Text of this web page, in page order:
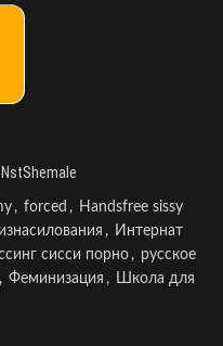
, forced , Handsfree sissy
изнасилования , Интернат
сисси порно , русское
, Феминизация , Школа для